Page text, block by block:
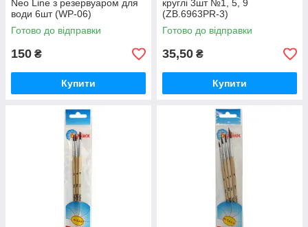
Neo Line з резервуаром для
води 6шт (WP-06)
Готово до відправки
150 ₴
Купити
круглі 3шт №1, 5, 9
(ZB.6963PR-3)
Готово до відправки
35,50 ₴
Купити